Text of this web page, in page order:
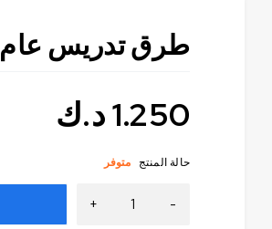
طرق تدريس عام
1.250د.ك
حالة المنتج متوفر